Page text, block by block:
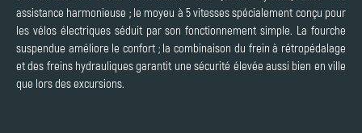
assistance harmonieuse ; le moyeu à 5 vitesses spécialement conçu pour
les vélos électriques séduit par son fonctionnement simple. La fourche
suspendue améliore le confort ; la combinaison du frein à rétropédalage
et des freins hydrauliques garantit une sécurité élevée aussi bien en ville
que lors des excursions.